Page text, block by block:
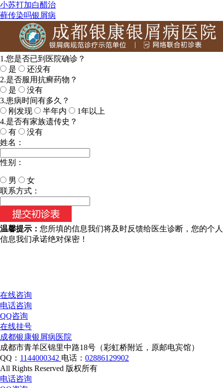
小苏打加白醋治
藓传染吗银屑病
1.您是否已到医院确诊？
是
还没有
2.是否服用抗癣药物？
是
没有
3.患病时间有多久？
刚发现
半年内
1年以上
4.是否有家族遗传史？
有
没有
姓名：
性别：
男
女
今天日期：
联系方式：
温馨提示： 您所填的信息我们将及时反馈给医生诊断，您的个人
信息我们承诺绝对保密！
在线咨询
电话咨询
QQ咨询
在线挂号
成都银康银屑病医院
成都市青羊区锦里中路18号（彩虹桥附近，原邮电宾馆）
QQ： 1144000342 电话： 02886129902
All Rights Reserved 版权所有
电话咨询